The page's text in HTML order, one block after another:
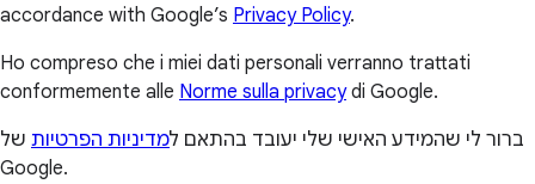
accordance with Google’s Privacy Policy.
Ho compreso che i miei dati personali verranno trattati
conformemente alle Norme sulla privacydi Google.
ברור לי שהמידע האישי שלי יעובד בהתאם למדיניות הפרטיות של
Google.